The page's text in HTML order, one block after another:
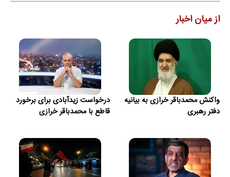
از میان اخبار
واکنش محمدباقر خرازی به بیانیه
دفتر رهبری
درخواست زیدآبادی برای برخورد
قاطع با محمدباقر خرازی